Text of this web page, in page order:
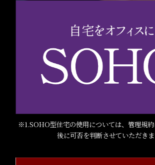
※1.SOHO型住宅の使用については、管理規
後に可否を判断させていただきま